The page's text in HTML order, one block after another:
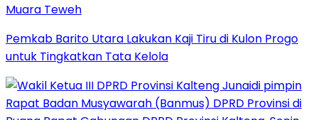
Muara Teweh
Pemkab Barito Utara Lakukan Kaji Tiru di Kulon Progo
untuk Tingkatkan Tata Kelola